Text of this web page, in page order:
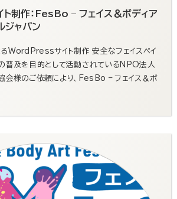
制作：FesBo – フェイス＆ボディア
ジャパン
るWordPressサイト制作 安全なフェイスペイ
の普及を目的として活動されているNPO法人
協会様のご依頼により、FesBo – フェイス＆ボ